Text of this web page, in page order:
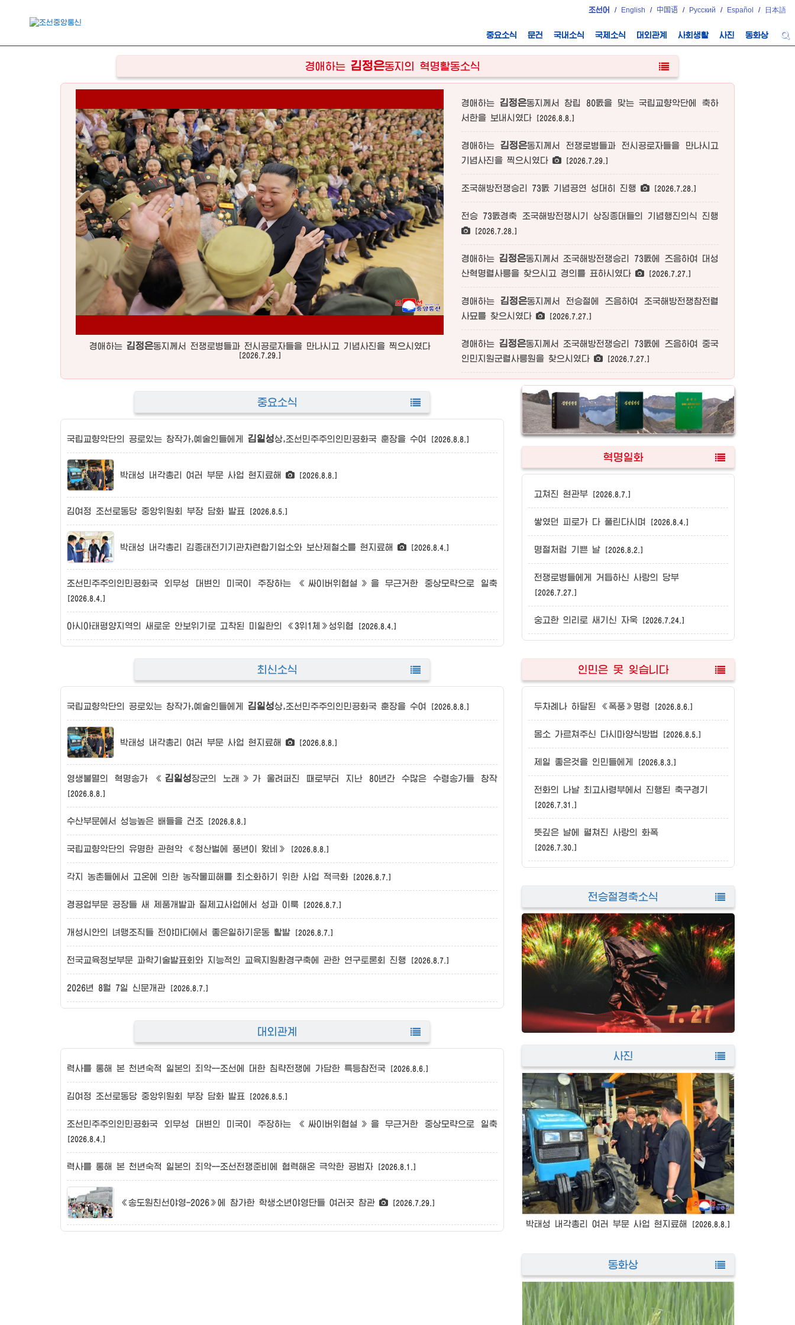
조선어 / English / 中国语 / Русский / Español / 日本語
중요소식 문건 국내소식 국제소식 대외관계 사회생활 사진 동화상
경애하는 김정은동지의 혁명활동소식
경애하는 김정은동지께서 전쟁로병들과 전시공로자들을 만나시고 기념사진을 찍으시였다
[2026.7.29.]
경애하는 김정은동지께서
창립 80돐을 맞는 국립교향악단에 축하
서한을 보내시였다
[2026.8.8.]
경애하는 김정은동지께서
전쟁로병들과 전시공로자들을 만나시고
기념사진을 찍으시였다
[2026.7.29.]
조국해방전쟁승리 73돐 기념공연 성대히 진행 [2026.7.28.]
전승 73돐경축 조국해방전쟁시기 상징종대들의 기념행진의식 진행
[2026.7.28.]
경애하는 김정은동지께서
조국해방전쟁승리 73돐에 즈음하여 대성
산혁명렬사릉을 찾으시고 경의를 표하시였다
[2026.7.27.]
경애하는 김정은동지께서
전승절에 즈음하여 조국해방전쟁참전렬
사묘를 찾으시였다
[2026.7.27.]
경애하는 김정은동지께서
조국해방전쟁승리 73돐에 즈음하여 중국
인민지원군렬사릉원을 찾으시였다
[2026.7.27.]
중요소식
국립교향악단의 공로있는 창작가,예술인들에게 김일성상,조선민주주의인민공화국 훈장을 수여 [2026.8.8.]
박태성 내각총리 여러 부문 사업 현지료해 [2026.8.8.]
김여정 조선로동당 중앙위원회 부장 담화 발표 [2026.8.5.]
박태성 내각총리 김종태전기기관차련합기업소와 보산제철소를 현지료해 [2026.8.4.]
조선민주주의인민공화국 외무성 대변인 미국이 주장하는 《싸이버위협설》을 무근거한 중상모략으로 일축
[2026.8.4.]
아시아태평양지역의 새로운 안보위기로 고착된 미일한의 《3위1체》성위협 [2026.8.4.]
최신소식
국립교향악단의 공로있는 창작가,예술인들에게 김일성상,조선민주주의인민공화국 훈장을 수여 [2026.8.8.]
박태성 내각총리 여러 부문 사업 현지료해 [2026.8.8.]
영생불멸의 혁명송가 《 김일성장군의 노래》가 울려퍼진 때로부터 지난 80년간 수많은 수령송가들 창작
[2026.8.8.]
수산부문에서 성능높은 배들을 건조 [2026.8.8.]
국립교향악단의 유명한 관현악 《청산벌에 풍년이 왔네》 [2026.8.8.]
각지 농촌들에서 고온에 의한 농작물피해를 최소화하기 위한 사업 적극화 [2026.8.7.]
경공업부문 공장들 새 제품개발과 질제고사업에서 성과 이룩 [2026.8.7.]
개성시안의 녀맹조직들 전야마다에서 좋은일하기운동 활발 [2026.8.7.]
전국교육정보부문 과학기술발표회와 지능적인 교육지원환경구축에 관한 연구토론회 진행 [2026.8.7.]
2026년 8월 7일 신문개관 [2026.8.7.]
대외관계
력사를 통해 본 천년숙적 일본의 죄악--조선에 대한 침략전쟁에 가담한 특등참전국 [2026.8.6.]
김여정 조선로동당 중앙위원회 부장 담화 발표 [2026.8.5.]
조선민주주의인민공화국 외무성 대변인 미국이 주장하는 《싸이버위협설》을 무근거한 중상모략으로 일축
[2026.8.4.]
력사를 통해 본 천년숙적 일본의 죄악--조선전쟁준비에 협력해온 극악한 공범자 [2026.8.1.]
《송도원친선야영-2026》에 참가한 학생소년야영단들 여러곳 참관 [2026.7.29.]
혁명일화
고쳐진 현관부 [2026.8.7.]
쌓였던 피로가 다 풀린다시며 [2026.8.4.]
명절처럼 기쁜 날 [2026.8.2.]
전쟁로병들에게 거듭하신 사랑의 당부
[2026.7.27.]
숭고한 의리로 새기신 자욱 [2026.7.24.]
인민은 못 잊습니다
두차례나 하달된 《폭풍》명령 [2026.8.6.]
몸소 가르쳐주신 다시마양식방법 [2026.8.5.]
제일 좋은것을 인민들에게 [2026.8.3.]
전화의 나날 최고사령부에서 진행된 축구경기
[2026.7.31.]
뜻깊은 날에 펼쳐진 사랑의 화폭
[2026.7.30.]
전승절경축소식
사진
박태성 내각총리 여러 부문 사업 현지료해 [2026.8.8.]
동화상